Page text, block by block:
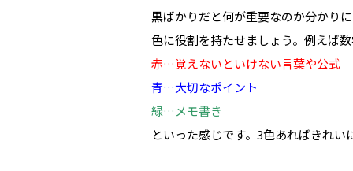
黒ばかりだと何が重要なのか分かり
色に役割を持たせましょう。例えば
赤…覚えないといけない言葉や公式
青…大切なポイント
緑…メモ書き
といった感じです。3色あればきれ